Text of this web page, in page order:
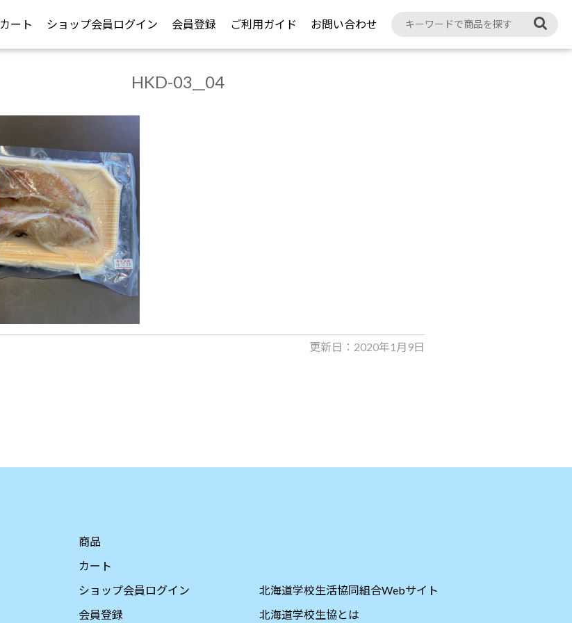
カート ショップ会員ログイン 会員登録 ご利用ガイド お問い合わせ
HKD-03__04
更新日：2020年1月9日
商品
カート
ショップ会員ログイン
会員登録
北海道学校生活協同組合Webサイト
北海道学校生協とは